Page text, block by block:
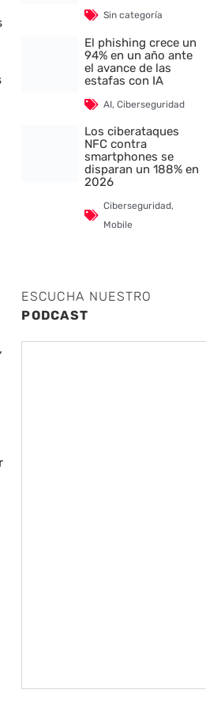
Sin categoría
El phishing crece un
94% en un año ante
el avance de las
estafas con IA
AI,Ciberseguridad
Los ciberataques
NFC contra
smartphones se
disparan un 188% en
2026
Ciberseguridad,
Mobile
ESCUCHA NUESTRO
PODCAST